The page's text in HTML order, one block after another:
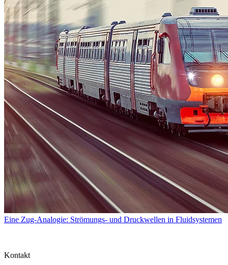
Eine Zug-Analogie: Strömungs- und Druckwellen in Fluidsystemen
Kontakt